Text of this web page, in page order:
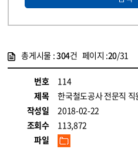
총게시물 :304건 페이지 :20/31
번호
114
제목
한국철도공사 전문직
작성일
2018-02-22
조회수
113,872
파일